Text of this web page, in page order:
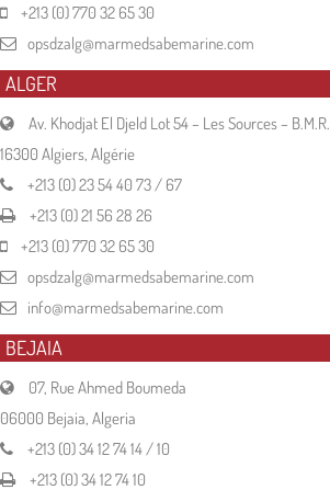
+213 (0) 770 32 65 30
opsdzalg@marmedsabemarine.com
ALGER
Av. Khodjat El Djeld Lot 54 – Les Sources – B.M.R.
16300 Algiers, Algérie
+213 (0) 23 54 40 73 / 67
+213 (0) 21 56 28 26
+213 (0) 770 32 65 30
opsdzalg@marmedsabemarine.com
info@marmedsabemarine.com
BEJAIA
07, Rue Ahmed Boumeda
06000 Bejaia, Algeria
+213 (0) 34 12 74 14 / 10
+213 (0) 34 12 74 10